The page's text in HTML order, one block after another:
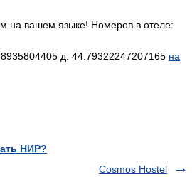
на вашем языке! Номеров в отеле:
д. 44.79322247207165 на
НИР?
Cosmos Hostel